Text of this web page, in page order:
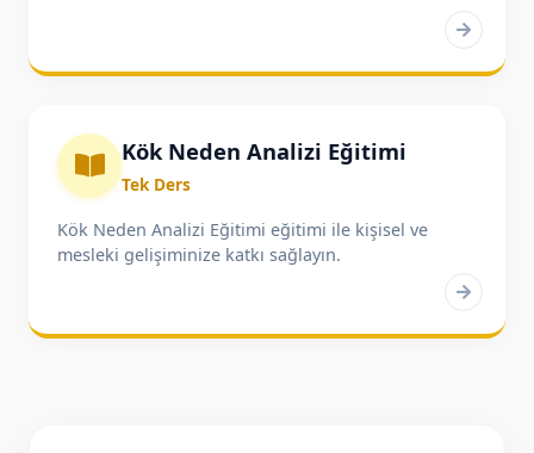
Kök Neden Analizi Eğitimi
Tek Ders
Kök Neden Analizi Eğitimi eğitimi ile kişisel ve
mesleki gelişiminize katkı sağlayın.